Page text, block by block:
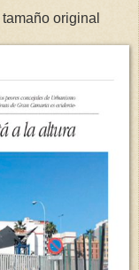
original